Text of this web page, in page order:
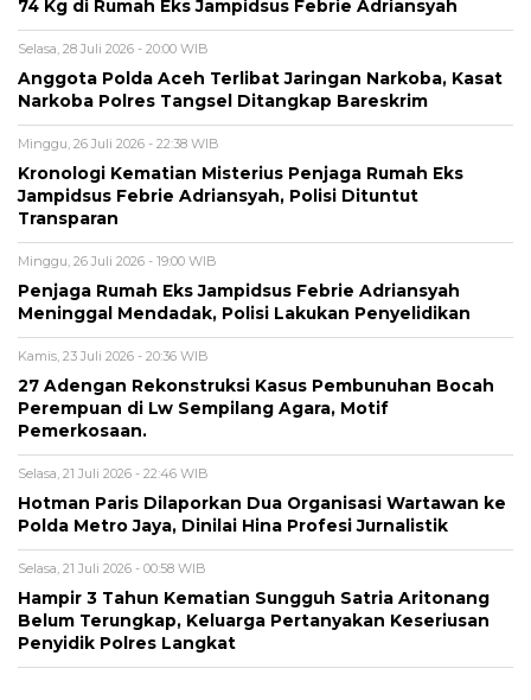
74 Kg di Rumah Eks Jampidsus Febrie Adriansyah
Selasa, 28 Juli 2026 - 20:00 WIB
Anggota Polda Aceh Terlibat Jaringan Narkoba, Kasat
Narkoba Polres Tangsel Ditangkap Bareskrim
Minggu, 26 Juli 2026 - 22:38 WIB
Kronologi Kematian Misterius Penjaga Rumah Eks
Jampidsus Febrie Adriansyah, Polisi Dituntut
Transparan
Minggu, 26 Juli 2026 - 19:00 WIB
Penjaga Rumah Eks Jampidsus Febrie Adriansyah
Meninggal Mendadak, Polisi Lakukan Penyelidikan
Kamis, 23 Juli 2026 - 20:36 WIB
27 Adengan Rekonstruksi Kasus Pembunuhan Bocah
Perempuan di Lw Sempilang Agara, Motif
Pemerkosaan.
Selasa, 21 Juli 2026 - 22:46 WIB
Hotman Paris Dilaporkan Dua Organisasi Wartawan ke
Polda Metro Jaya, Dinilai Hina Profesi Jurnalistik
Selasa, 21 Juli 2026 - 00:58 WIB
Hampir 3 Tahun Kematian Sungguh Satria Aritonang
Belum Terungkap, Keluarga Pertanyakan Keseriusan
Penyidik Polres Langkat